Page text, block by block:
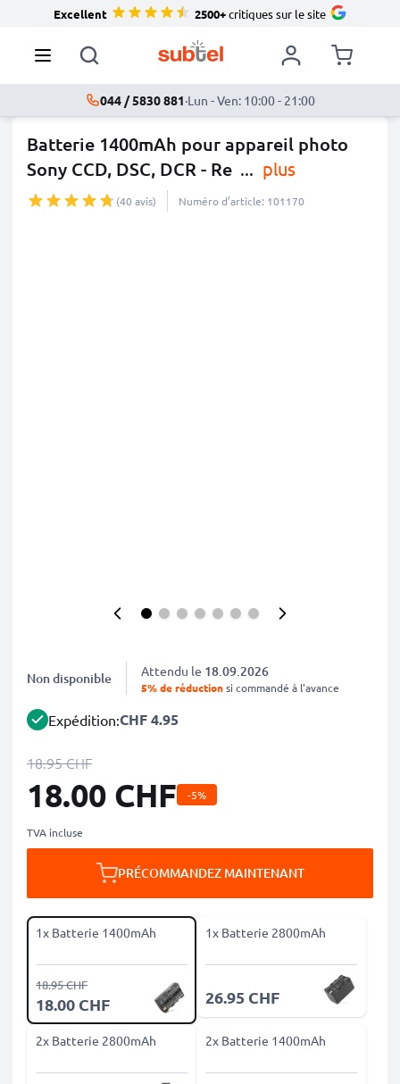
Excellent 2500+critiques sur le site
044 / 5830 881·Lun - Ven: 10:00 - 21:00
Batterie 1400mAh pour appareil photo
Sony CCD, DSC, DCR - Re ... plus
(40 avis) Numéro d’article: 101170
Non disponible Attendu le 18.09.2026
5% de réductionsi commandé à l'avance
Expédition:CHF 4.95
18.95 CHF
18.00 CHF -5%
TVA incluse
PRÉCOMMANDEZ MAINTENANT
1x Batterie 1400mAh
18.00 CHF
18.95 CHF
1x Batterie 2800mAh
26.95 CHF
2x Batterie 2800mAh 2x Batterie 1400mAh